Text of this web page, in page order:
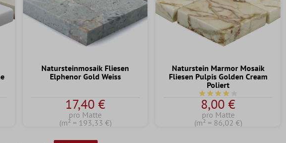
Natursteinmosaik Fliesen
Elphenor Gold Weiss
17,40 €
pro Matte
(m² = 193,33 €)
Naturstein Marmor Mosaik
Fliesen Pulpis Golden Cream
Poliert
Durchschnittliche
8,00 €
pro Matte
(m² = 86,02 €)